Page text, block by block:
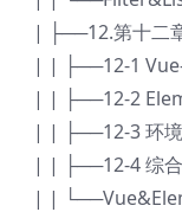
| ├──12.第十二
| | ├──12-1
| | ├──12-2
| | ├──12-3 环
| | ├──12-4 综
| |